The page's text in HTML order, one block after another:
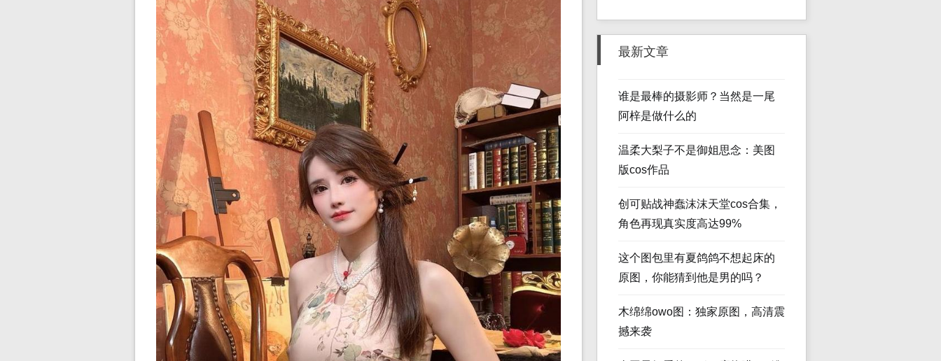
最新文章
谁是最棒的摄影师？当然是一尾
阿梓是做什么的
温柔大梨子不是御姐思念：美图
版cos作品
创可贴战神蠢沫沫天堂cos合集，
角色再现真实度高达99%
这个图包里有夏鸽鸽不想起床的
原图，你能猜到他是男的吗？
木绵绵owo图：独家原图，高清震
撼来袭